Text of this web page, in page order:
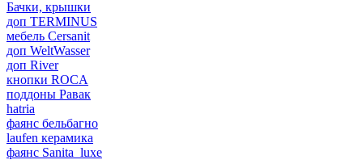
Бачки, крышки
доп TERMINUS
мебель Cersanit
доп WeltWasser
доп River
кнопки ROCA
поддоны Равак
hatria
фаянс бельбагно
laufen керамика
фаянс Sanita_luxe